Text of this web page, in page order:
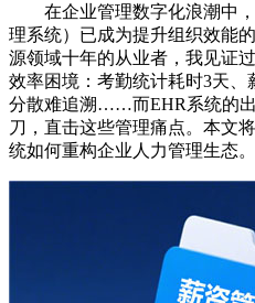
在企业管理数字化浪潮中
理系统）已成为提升组织效能
源领域十年的从业者，我见证
效率困境：考勤统计耗时3天
分散难追溯……而EHR系统的
刀，直击这些管理痛点。本文
统如何重构企业人力管理生态。